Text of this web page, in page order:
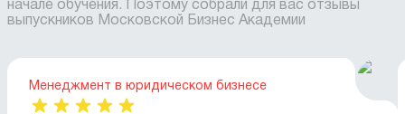
начале обучения. Поэтому собрали для вас отзывы
выпускников Московской Бизнес Академии
Менеджмент в юридическом бизнесе